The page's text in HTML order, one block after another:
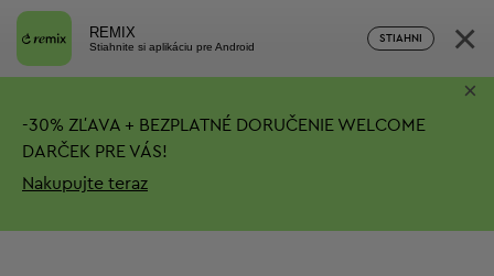
REMIX
Stiahnite si aplikáciu pre Android
STIAHNI ×
-30% ZĽAVA + BEZPLATNÉ DORUČENIE WELCOME
DARČEK PRE VÁS!
Nakupujte teraz
×